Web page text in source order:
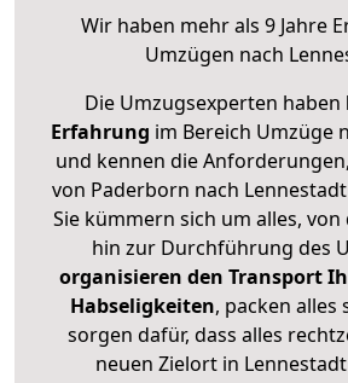
Wir haben mehr als 9 Jahre
Umzügen nach
Die Umzugsexperten haben
Erfahrung im Bereich Umzüge
und kennen die
von Paderborn nach
Sie kümmern sich um alles,
hin zur Durchführung des
organisieren den Transport
Habseligkeiten, packen alles
sorgen dafür, dass alles
neuen Zielort in